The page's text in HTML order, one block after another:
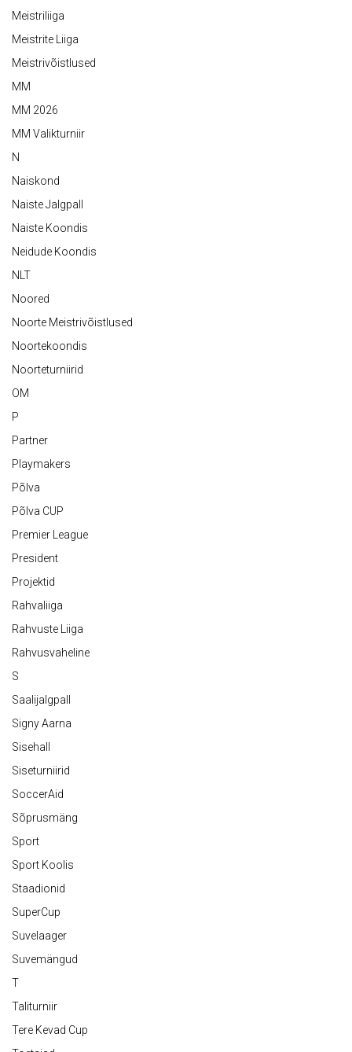
Meistriliiga
Meistrite Liiga
Meistrivõistlused
MM
MM 2026
MM Valikturniir
N
Naiskond
Naiste Jalgpall
Naiste Koondis
Neidude Koondis
NLT
Noored
Noorte Meistrivõistlused
Noortekoondis
Noorteturniirid
OM
P
Partner
Playmakers
Põlva
Põlva CUP
Premier League
President
Projektid
Rahvaliiga
Rahvuste Liiga
Rahvusvaheline
S
Saalijalgpall
Signy Aarna
Sisehall
Siseturniirid
SoccerAid
Sõprusmäng
Sport
Sport Koolis
Staadionid
SuperCup
Suvelaager
Suvemängud
T
Taliturniir
Tere Kevad Cup